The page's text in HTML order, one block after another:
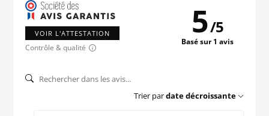
VOIR L'ATTESTATION
Contrôle & qualité
5/5
Basé sur 1 avis
Trier pardate décroissante